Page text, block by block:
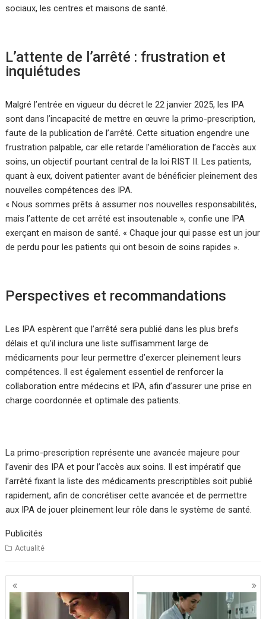
sociaux, les centres et maisons de santé.
L’attente de l’arrêté : frustration et
inquiétudes
Malgré l’entrée en vigueur du décret le 22 janvier 2025, les IPA
sont dans l’incapacité de mettre en œuvre la primo-prescription,
faute de la publication de l’arrêté. Cette situation engendre une
frustration palpable, car elle retarde l’amélioration de l’accès aux
soins, un objectif pourtant central de la loi RIST II. Les patients,
quant à eux, doivent patienter avant de bénéficier pleinement des
nouvelles compétences des IPA.
« Nous sommes prêts à assumer nos nouvelles responsabilités,
mais l’attente de cet arrêté est insoutenable », confie une IPA
exerçant en maison de santé. « Chaque jour qui passe est un jour
de perdu pour les patients qui ont besoin de soins rapides ».
Perspectives et recommandations
Les IPA espèrent que l’arrêté sera publié dans les plus brefs
délais et qu’il inclura une liste suffisamment large de
médicaments pour leur permettre d’exercer pleinement leurs
compétences. Il est également essentiel de renforcer la
collaboration entre médecins et IPA, afin d’assurer une prise en
charge coordonnée et optimale des patients.
La primo-prescription représente une avancée majeure pour
l’avenir des IPA et pour l’accès aux soins. Il est impératif que
l’arrêté fixant la liste des médicaments prescriptibles soit publié
rapidement, afin de concrétiser cette avancée et de permettre
aux IPA de jouer pleinement leur rôle dans le système de santé.
Publicités
Actualité
Navigation
des
articles